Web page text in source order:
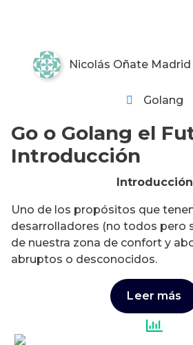
Nicolás Oñate Madrid
Golang
Go o Golang el
Introducción
Introducción
Uno de los propósitos que
desarrolladores (no todos pero
de nuestra zona de confort y
abruptos o desconocidos.
Leer más